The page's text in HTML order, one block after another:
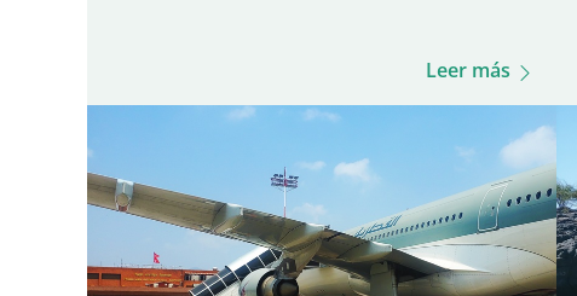
estar bien preparado. Conocer los trámites,
necesarios y…
Leer más